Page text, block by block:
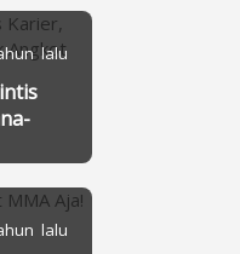
lalu
lalu